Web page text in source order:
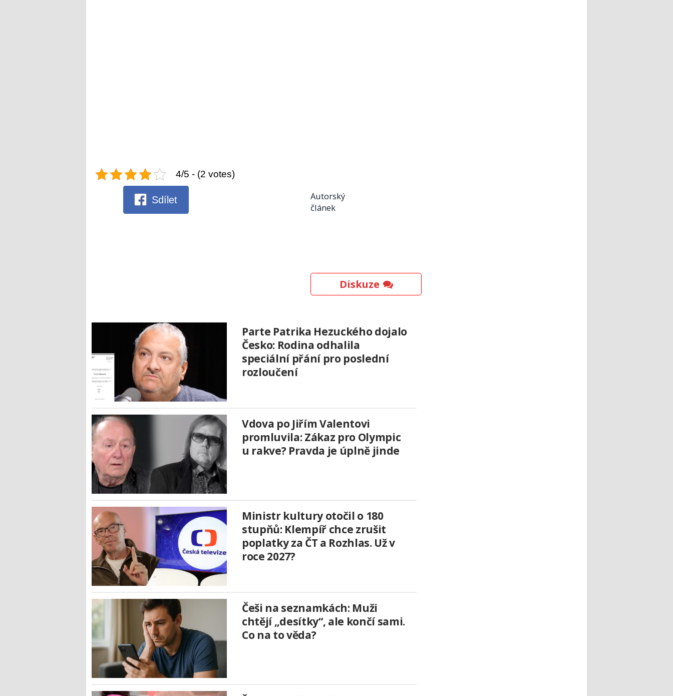
4/5 - (2 votes)
Sdílet
Autorský
článek
Diskuze
Parte Patrika Hezuckého dojalo
Česko: Rodina odhalila
speciální přání pro poslední
rozloučení
Vdova po Jiřím Valentovi
promluvila: Zákaz pro Olympic
u rakve? Pravda je úplně jinde
Ministr kultury otočil o 180
stupňů: Klempíř chce zrušit
poplatky za ČT a Rozhlas. Už v
roce 2027?
Češi na seznamkách: Muži
chtějí „desítky“, ale končí sami.
Co na to věda?